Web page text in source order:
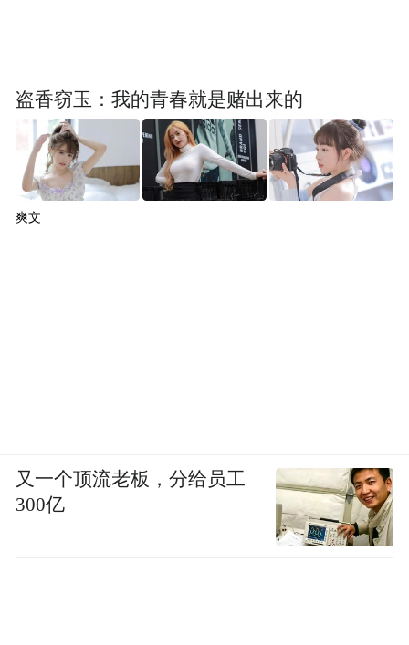
盗香窃玉：我的青春就是赌出来的
爽文
又一个顶流老板，分给员工
300亿